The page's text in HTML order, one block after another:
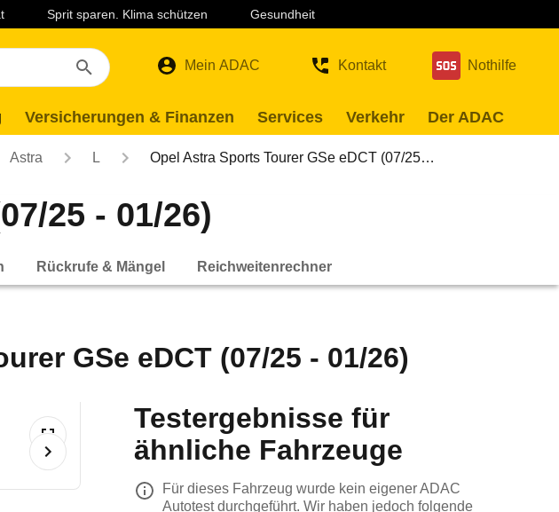
Sprit sparen. Klima schützen Gesundheit
Mein ADAC Kontakt Nothilfe
Versicherungen & Finanzen Services Verkehr Der ADAC
Astra L Opel Astra Sports Tourer GSe eDCT (07/25…
25 - 01/26)
Rückrufe & Mängel Reichweitenrechner
GSe eDCT (07/25 - 01/26)
Testergebnisse für
ähnliche Fahrzeuge
Für dieses Fahrzeug wurde kein eigener ADAC
Autotest durchgeführt. Wir haben jedoch folgende